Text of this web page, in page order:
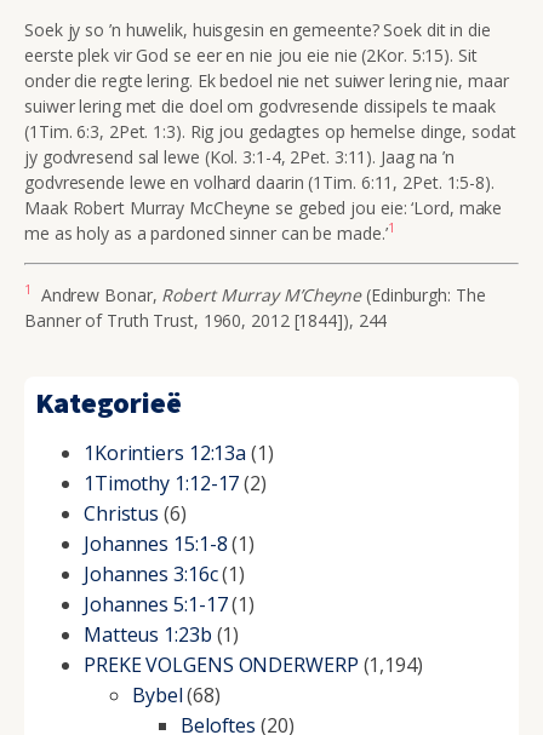
Soek jy so ’n huwelik, huisgesin en gemeente? Soek dit in die
eerste plek vir God se eer en nie jou eie nie (2Kor. 5:15). Sit
onder die regte lering. Ek bedoel nie net suiwer lering nie, maar
suiwer lering met die doel om godvresende dissipels te maak
(1Tim. 6:3, 2Pet. 1:3). Rig jou gedagtes op hemelse dinge, sodat
jy godvresend sal lewe (Kol. 3:1-4, 2Pet. 3:11). Jaag na ’n
godvresende lewe en volhard daarin (1Tim. 6:11, 2Pet. 1:5-8).
Maak Robert Murray McCheyne se gebed jou eie: ‘Lord, make
me as holy as a pardoned sinner can be made.’1
1 Andrew Bonar, Robert Murray M’Cheyne(Edinburgh: The
Banner of Truth Trust, 1960, 2012 [1844]), 244
Kategorieë
1Korintiers 12:13a (1)
1Timothy 1:12-17(2)
Christus (6)
Johannes 15:1-8(1)
Johannes 3:16c(1)
Johannes 5:1-17(1)
Matteus 1:23b (1)
PREKE VOLGENS ONDERWERP (1,194)
Bybel(68)
Beloftes (20)